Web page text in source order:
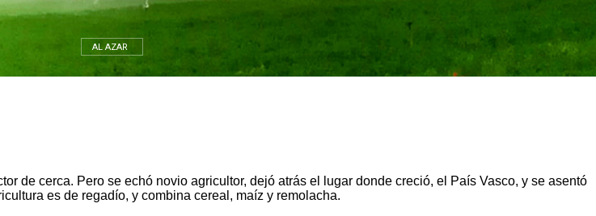
AL AZAR
de cerca. Pero se echó novio agricultor, dejó atrás el lugar donde creció, el País Vasco, y se asentó
es de regadío, y combina cereal, maíz y remolacha.